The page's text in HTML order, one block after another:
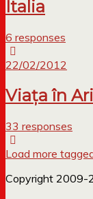
Italia
6 responses
22/02/2012
Viața în
33 responses
Load more
Copyright 2009-